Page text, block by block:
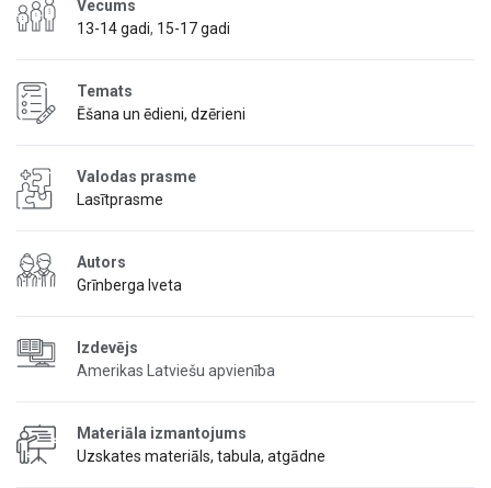
Vecums
13-14 gadi, 15-17 gadi
Temats
Ēšana un ēdieni, dzērieni
Valodas prasme
Lasītprasme
Autors
Grīnberga Iveta
Izdevējs
Amerikas Latviešu apvienība
Materiāla izmantojums
Uzskates materiāls, tabula, atgādne